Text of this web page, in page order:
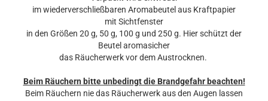
im wiederverschließbaren Aromabeutel aus Kraftpapier
mit Sichtfenster
in den Größen 20 g, 50 g, 100 g und 250 g. Hier schützt der
Beutel aromasicher
das Räucherwerk vor dem Austrocknen.
Beim Räuchern bitte unbedingt die Brandgefahr beachten!
Beim Räuchern nie das Räucherwerk aus den Augen lassen